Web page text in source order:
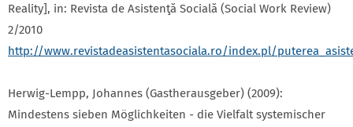
Reality], in: Revista de Asistenţă Socială (Social Work Review)
2/2010
http://www.revistadeasistentasociala.ro/index.pl/
Herwig-Lempp, Johannes (Gastherausgeber) (2009):
Mindestens sieben Möglichkeiten - die Vielfalt systemischer